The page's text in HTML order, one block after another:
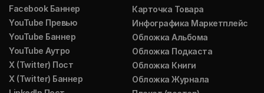
Facebook Баннер
YouTube Превью
YouTube Баннер
YouTube Аутро
X (Twitter) Пост
X (Twitter) Баннер
Карточка Товара
Инфографика Маркетплейс
Обложка Альбома
Обложка Подкаста
Обложка Книги
Обложка Журнала